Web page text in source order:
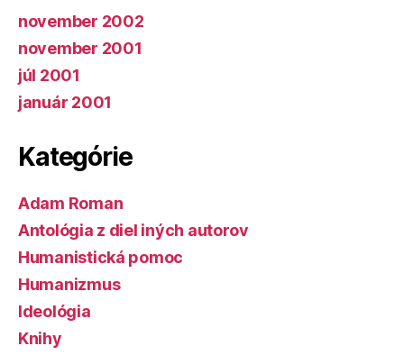
november 2002
november 2001
júl 2001
január 2001
Kategórie
Adam Roman
Antológia z diel iných autorov
Humanistická pomoc
Humanizmus
Ideológia
Knihy